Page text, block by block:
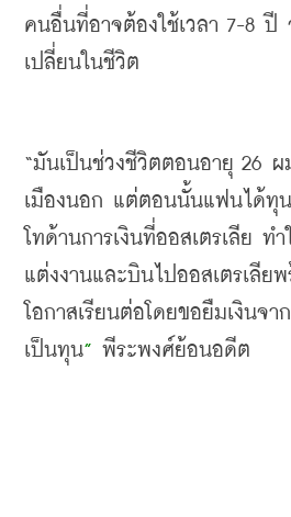
คนอื่นที่อาจต้องใช้เวลา 7-8 ปี
เปลี่ยนในชีวิต
“มันเป็นช่วงชีวิตตอนอายุ 26 ผ
เมืองนอก แต่ตอนนั้นแฟนได้ทุ
โทด้านการเงินที่ออสเตรเลีย ทำ
แต่งงานและบินไปออสเตรเลีย
โอกาสเรียนต่อโดยขอยืมเงินจา
เป็นทุน” พีระพงศ์ย้อนอดีต